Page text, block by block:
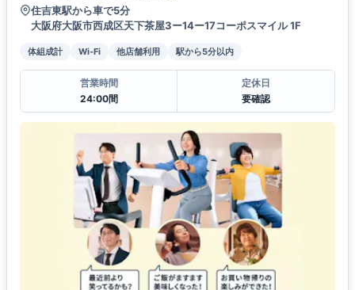
住吉東駅から車で5分
大阪府大阪市西成区天下茶屋3ー14ー17コーポスマイル 1F
体組成計 Wi-Fi 他店舗利用 駅から5分以内
営業時間
24:00間
定休日
要確認